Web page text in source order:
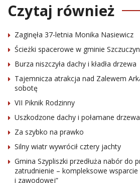
Czytaj również
Zaginęła 37-letnia Monika Nasiewicz
Ścieżki spacerowe w gminie Szczuczyn
Burza niszczyła dachy i kładła drzewa
Tajemnicza atrakcja nad Zalewem
sobotę
VII Piknik Rodzinny
Uszkodzone dachy i połamane drzewa
Za szybko na prawko
Silny wiatr wywrócił cztery jachty
Gmina Szypliszki przedłuża nabór do
zatrudnienie – kompleksowe
i zawodowej”